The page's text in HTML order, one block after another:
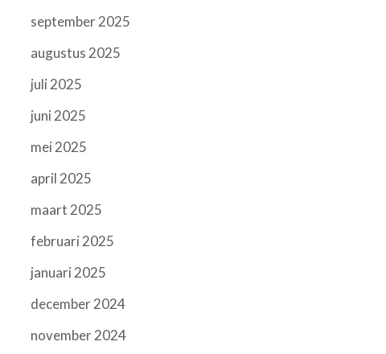
september 2025
augustus 2025
juli 2025
juni 2025
mei 2025
april 2025
maart 2025
februari 2025
januari 2025
december 2024
november 2024